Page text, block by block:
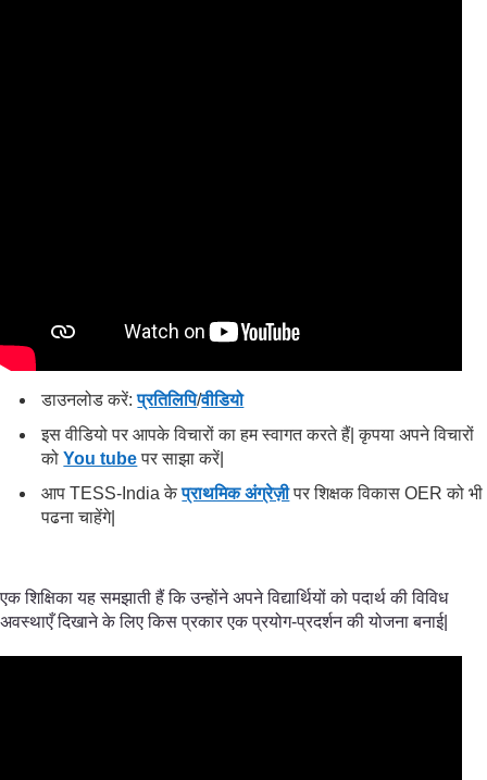
डाउनलोड करें:प्रतिलिपि/वीडियो
इस वीडियो पर आपके विचारों का हम स्वागत करते हैं| कृपया अपने विचारों
कोYou tubeपर साझा करें|
आप TESS-India केप्राथमिक अंग्रेज़ीपर शिक्षक विकास OER को भी
पढना चाहेंगे|
एक शिक्षिका यह समझाती हैं कि उन्होंने अपने विद्यार्थियों को पदार्थ की विविध
अवस्थाएँ दिखाने के लिए किस प्रकार एक प्रयोग-प्रदर्शन की योजना बनाई|